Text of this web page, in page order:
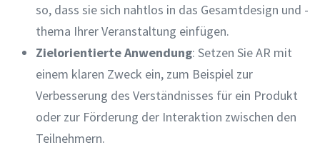
so, dass sie sich nahtlos in das Gesamtdesign und -
thema Ihrer Veranstaltung einfügen.
Zielorientierte Anwendung: Setzen Sie AR mit
einem klaren Zweck ein, zum Beispiel zur
Verbesserung des Verständnisses für ein Produkt
oder zur Förderung der Interaktion zwischen den
Teilnehmern.